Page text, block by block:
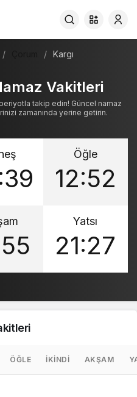
Kargı
Vakitleri
takip edin! Güncel namaz
zamanında yerine getirin.
Öğle
12:52
Yatsı
21:27
ÖĞLE İKINDI AKŞAM